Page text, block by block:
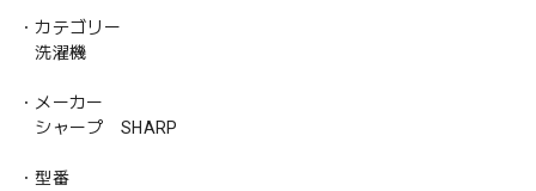
・カテゴリー
洗濯機
・メーカー
シャープ SHARP
・型番